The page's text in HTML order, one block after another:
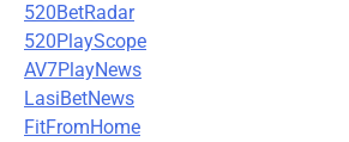
520BetRadar
520PlayScope
AV7PlayNews
LasiBetNews
FitFromHome